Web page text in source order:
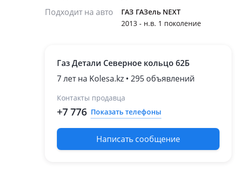
Подходит на авто
ГАЗ ГАЗель NEXT
2013 - н.в. 1 поколение
Газ Детали Северное кольцо 62Б
7 лет на Kolesa.kz • 295 объявлений
Контакты продавца
+7 776 Показать телефоны
Написать сообщение